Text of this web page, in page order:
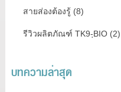
สายส่องต้องรู้ (8)
รีวิวผลิตภัณฑ์ TK9-ฺBIO (2)
บทความล่าสุด